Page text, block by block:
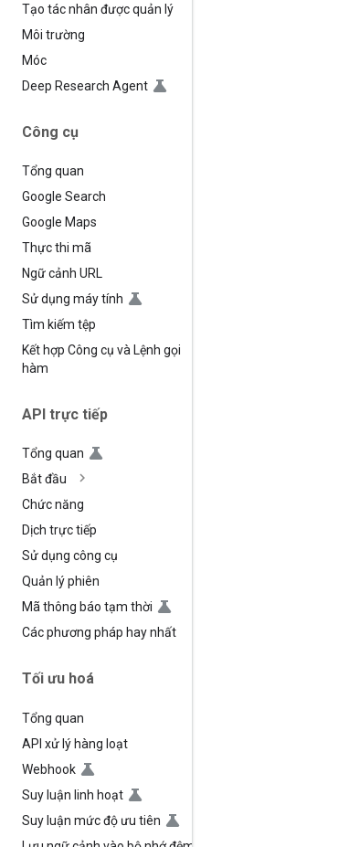
Tạo tác nhân được quản lý
Môi trường
Móc
Deep Research Agent
Công cụ
Tổng quan
Google Search
Google Maps
Thực thi mã
Ngữ cảnh URL
Sử dụng máy tính
Tìm kiếm tệp
Kết hợp Công cụ và Lệnh gọi
hàm
API trực tiếp
Tổng quan
Bắt đầu
Chức năng
Dịch trực tiếp
Sử dụng công cụ
Quản lý phiên
Mã thông báo tạm thời
Các phương pháp hay nhất
Tối ưu hoá
Tổng quan
API xử lý hàng loạt
Webhook
Suy luận linh hoạt
Suy luận mức độ ưu tiên